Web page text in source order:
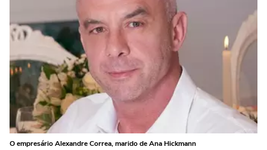
O empresário Alexandre Correa, marido de Ana Hickmann